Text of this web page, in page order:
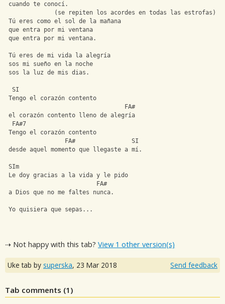
cuando te conocí.
              (se repiten los acordes en todas las estrofas)
Tú eres como el sol de la mañana
que entra por mi ventana
que entra por mi ventana.
Tú eres de mi vida la alegría
sos mi sueño en la noche
sos la luz de mis dias.
  SI
Tengo el corazón contento
                                  FA#
el corazón contento lleno de alegría
  FA#7
Tengo el corazón contento
                 FA#                SI
desde aquel momento que llegaste a mí.
SIm
Le doy gracias a la vida y le pido
                          FA#
a Dios que no me faltes nunca.
Yo quisiera que sepas...
⇢ Not happy with this tab? View 1 other version(s)
Uke tab by superska, 23 Mar 2018 Send feedback
Tab comments (1 )